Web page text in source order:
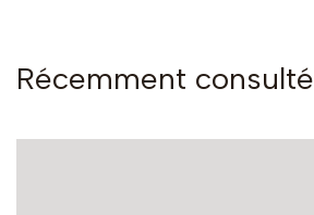
Récemment consulté